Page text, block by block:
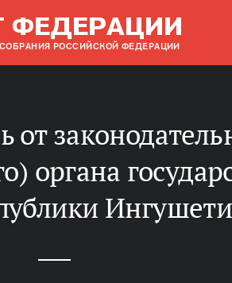
ФЕДЕРАЦИИ
РОССИЙСКОЙ ФЕДЕРАЦИИ
органа